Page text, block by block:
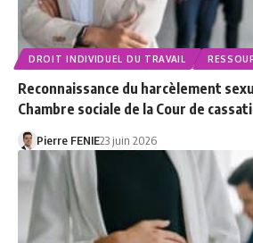
DROIT INDIVIDUEL DU TRAVAIL
Reconnaissance du harcèlement
Chambre sociale de la Cour de
Pierre FENIE23 juin 2026